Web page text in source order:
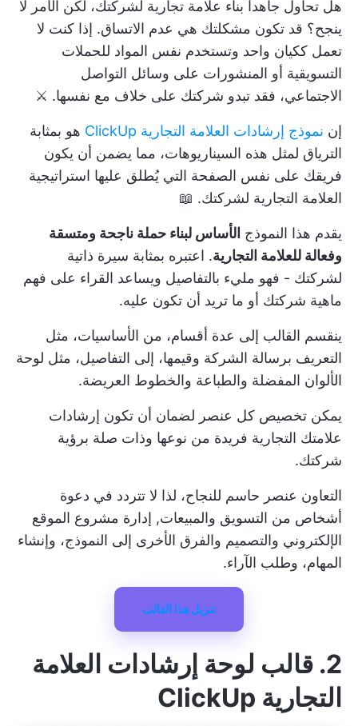
هل تحاول جاهداً بناء علامة تجارية لشركتك، لكن الأمر لا
ينجح؟ قد تكون مشكلتك هي عدم الاتساق. إذا كنت لا
تعمل ككيان واحد وتستخدم نفس المواد للحملات
التسويقية أو المنشورات على وسائل التواصل
الاجتماعي، فقد تبدو شركتك على خلاف مع نفسها. ⚔️
إن نموذج إرشادات العلامة التجارية ClickUp
هو بمثابة
الترياق لمثل هذه السيناريوهات، مما يضمن أن يكون
فريقك على نفس الصفحة التي يُطلق عليها استراتيجية
العلامة التجارية لشركتك. 📖
يقدم هذا النموذج الأساس لبناء حملة ناجحة ومتسقة
وفعالة للعلامة التجارية. اعتبره بمثابة سيرة ذاتية
لشركتك - فهو مليء بالتفاصيل ويساعد القراء على فهم
ماهية شركتك أو ما تريد أن تكون عليه.
ينقسم القالب إلى عدة أقسام، من الأساسيات، مثل
التعريف برسالة الشركة وقيمها، إلى التفاصيل، مثل لوحة
الألوان المفضلة والطباعة والخطوط العريضة.
يمكن تخصيص كل عنصر لضمان أن تكون إرشادات
علامتك التجارية فريدة من نوعها وذات صلة برؤية
شركتك.
التعاون عنصر حاسم للنجاح، لذا لا تتردد في دعوة
أشخاص من التسويق والمبيعات, إدارة مشروع الموقع
الإلكتروني والتصميم والفرق الأخرى إلى النموذج، وإنشاء
المهام، وطلب الآراء.
تنزيل هذا القالب
2. قالب لوحة إرشادات العلامة
التجارية ClickUp